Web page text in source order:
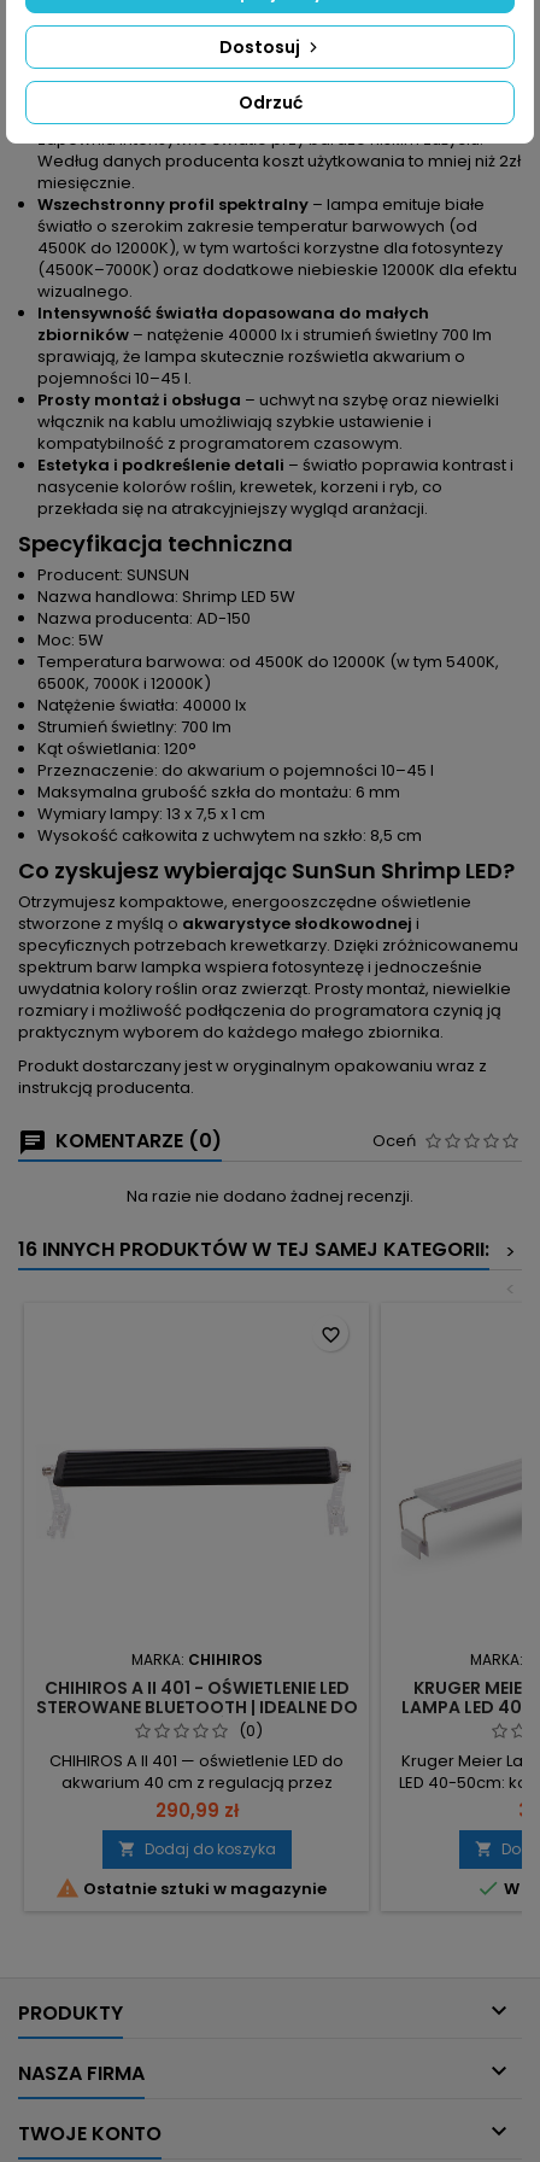
szyby o grubości maks. 6mm bez dodatkowych akcesoriów.
Zastosowanie w zbiornikach od 10 do 45 litrów – optymalne
natężenie światła dla małych i średnich aranżacji.
Główne korzyści w praktyce
Wysoka wydajność przy niskim poborze energii– moc 5W
zapewnia intensywne światło przy bardzo niskim zużyciu.
Według danych producenta koszt użytkowania to mniej niż 2zł
miesięcznie.
Wszechstronny profil spektralny – lampa emituje białe
światło o szerokim zakresie temperatur barwowych (od
4500K do 12000K), w tym wartości korzystne dla fotosyntezy
(4500K–7000K) oraz dodatkowe niebieskie 12000K dla efektu
wizualnego.
Intensywność światła dopasowana do małych
zbiorników – natężenie 40000 lx i strumień świetlny 700 lm
sprawiają, że lampa skutecznie rozświetla akwarium o
pojemności 10–45 l.
Prosty montaż i obsługa – uchwyt na szybę oraz niewielki
włącznik na kablu umożliwiają szybkie ustawienie i
kompatybilność z programatorem czasowym.
Estetyka i podkreślenie detali – światło poprawia kontrast i
nasycenie kolorów roślin, krewetek, korzeni i ryb, co
przekłada się na atrakcyjniejszy wygląd aranżacji.
Specyfikacja techniczna
Producent: SUNSUN
Nazwa handlowa: Shrimp LED 5W
Nazwa producenta: AD-150
Moc: 5W
Temperatura barwowa: od 4500K do 12000K (w tym 5400K,
6500K, 7000K i 12000K)
Natężenie światła: 40000 lx
Strumień świetlny: 700 lm
Kąt oświetlania: 120°
Przeznaczenie: do akwarium o pojemności 10–45 l
Maksymalna grubość szkła do montażu: 6 mm
Wymiary lampy: 13 x 7,5 x 1 cm
Wysokość całkowita z uchwytem na szkło: 8,5 cm
Co zyskujesz wybierając SunSun Shrimp LED?
Otrzymujesz kompaktowe, energooszczędne oświetlenie
stworzone z myślą o akwarystyce słodkowodnej i
specyficznych potrzebach krewetkarzy. Dzięki zróżnicowanemu
spektrum barw lampka wspiera fotosyntezę i jednocześnie
uwydatnia kolory roślin oraz zwierząt. Prosty montaż, niewielkie
rozmiary i możliwość podłączenia do programatora czynią ją
praktycznym wyborem do każdego małego zbiornika.
Produkt dostarczany jest w oryginalnym opakowaniu wraz z
instrukcją producenta.
KOMENTARZE (0) Oceń
Na razie nie dodano żadnej recenzji.
16 INNYCH PRODUKTÓW W TEJ SAMEJ KATEGORII:
>
<
MARKA: CHIHIROS
CHIHIROS A II 401 - OŚWIETLENIE LED
STEROWANE BLUETOOTH | IDEALNE DO
AKWARIUM ROŚLINNEGO
(0)
CHIHIROS A II 401 — oświetlenie LED do
akwarium 40 cm z regulacją przez
Bluetooth (aplikacja My Chihiros). 15W,
1700 lm – mocne oświetlenie przy niskim
zużyciu energii. Dedykowane do
akwarium 40 cm (wymiary: 38,5×7×1 cm)
– idealne dopasowanie. 40 diod LED,
290,99 zł
 Dodaj do koszyka
 Ostatnie sztuki w magazynie
favorite_border
MARKA:
KRUGER
LAMPA LED 40-
Kruger Meier
LED 40-50cm:
akwariowe o
świetlnym 3600
światła –
akwarium 40–50
efektywność

 W
PRODUKTY 
NASZA FIRMA 
TWOJE KONTO 
Odrzuć
Dostosuj